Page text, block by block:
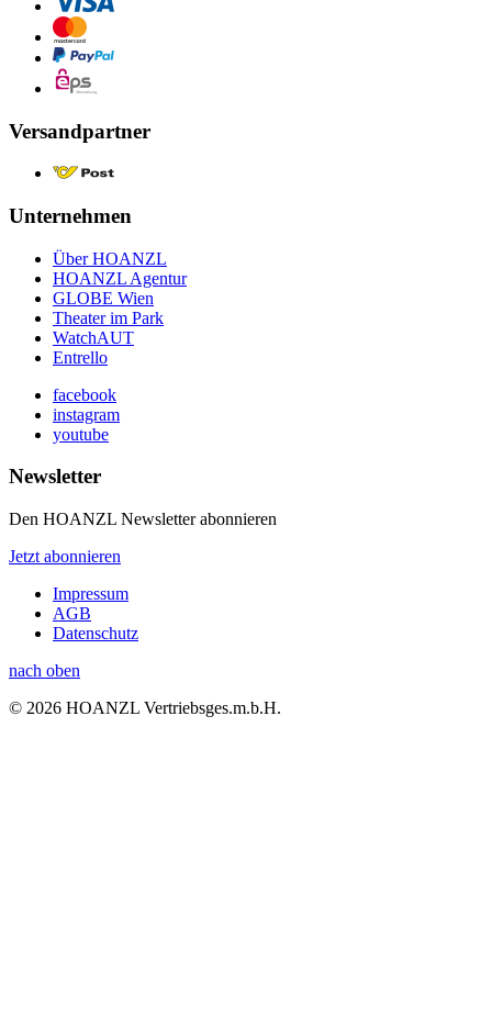
Versandpartner
Unternehmen
Über HOANZL
HOANZL Agentur
GLOBE Wien
Theater im Park
WatchAUT
Entrello
facebook
instagram
youtube
Newsletter
Den HOANZL Newsletter abonnieren
Jetzt abonnieren
Impressum
AGB
Datenschutz
nach oben
© 2026 HOANZL Vertriebsges.m.b.H.